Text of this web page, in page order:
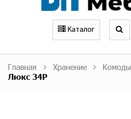
Каталог
Главная Хранение Комоды
Люкс 34Р